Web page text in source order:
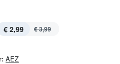
€ 2,99 € 3,99
AEZ